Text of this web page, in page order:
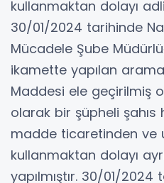
kullanmaktan dolayı adli
30/01/2024 tarihinde
Mücadele Şube
ikamette yapılan
Maddesi ele geçirilmiş
olarak bir şüpheli şahıs
madde ticaretinden ve
kullanmaktan dolayı
yapılmıştır. 30/01/